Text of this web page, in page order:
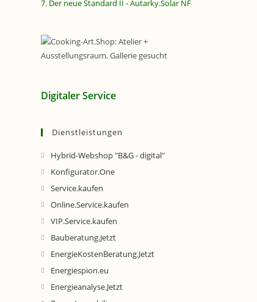
7. Der neue Standard II - Autarky.Solar NF
Digitaler Service
Dienstleistungen
Hybrid-Webshop "B&G - digital"
Konfigurator.One
Service.kaufen
Online.Service.kaufen
VIP.Service.kaufen
Bauberatung.Jetzt
EnergieKostenBeratung.Jetzt
Energiespion.eu
Energieanalyse.Jetzt